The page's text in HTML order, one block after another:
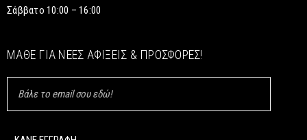
Σάββατο 10:00 – 16:00
ΜΆΘΕ ΓΙΑ ΝΈΕΣ ΑΦΊΞΕΙΣ & ΠΡΟΣΦΟΡΈΣ!